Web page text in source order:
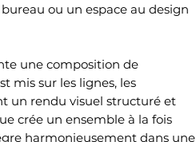
ou un espace au design
une composition de
mis sur les lignes, les
un rendu visuel structuré et
crée un ensemble à la fois
harmonieusement dans une